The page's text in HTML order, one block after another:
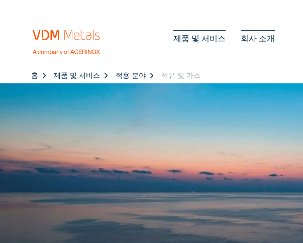
제품 및 서비스 회사 소개
홈 제품 및 서비스 적용 분야 석유 및 가스